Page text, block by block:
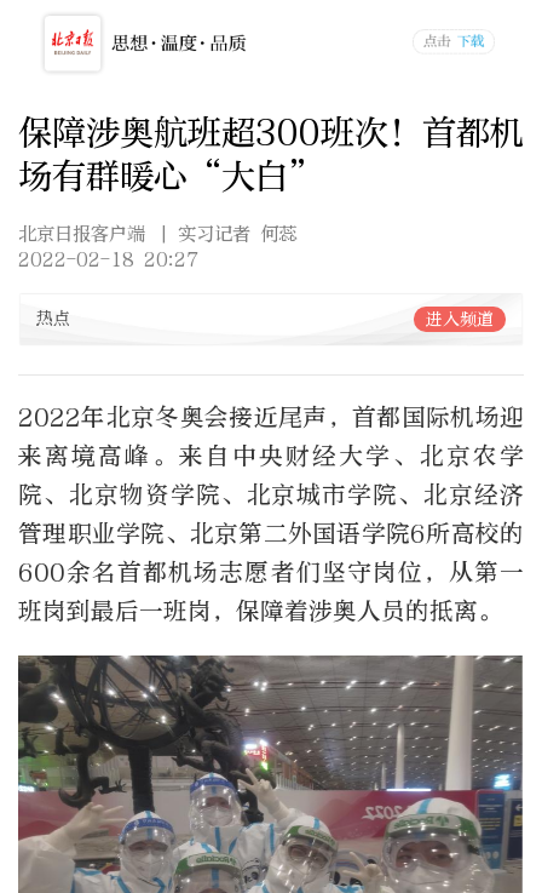
保障涉奥航班超300班次！首都机
场有群暖心“大白”
北京日报客户端
| 实习记者 何蕊
2022-02-18 20:27
热点 进入频道
2022年北京冬奥会接近尾声，首都国际机场迎
来离境高峰。来自中央财经大学、北京农学
院、北京物资学院、北京城市学院、北京经济
管理职业学院、北京第二外国语学院6所高校的
600余名首都机场志愿者们坚守岗位，从第一
班岗到最后一班岗，保障着涉奥人员的抵离。